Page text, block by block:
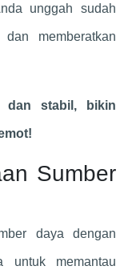
unggah sudah
memberatkan
dan stabil, bikin
Sumber
daya dengan
untuk memantau